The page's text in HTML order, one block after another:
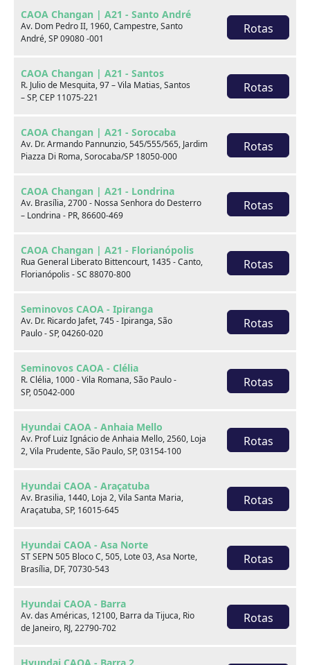
CAOA Changan | A21 - Santo André
Av. Dom Pedro II, 1960, Campestre, Santo
André, SP 09080 -001
Rotas
CAOA Changan | A21 - Santos
R. Julio de Mesquita, 97 – Vila Matias, Santos
– SP, CEP 11075-221
Rotas
CAOA Changan | A21 - Sorocaba
Av. Dr. Armando Pannunzio, 545/555/565, Jardim
Piazza Di Roma, Sorocaba/SP 18050-000
Rotas
CAOA Changan | A21 - Londrina
Av. Brasília, 2700 - Nossa Senhora do Desterro
– Londrina - PR, 86600-469
Rotas
CAOA Changan | A21 - Florianópolis
Rua General Liberato Bittencourt, 1435 - Canto,
Florianópolis - SC 88070-800
Rotas
Seminovos CAOA - Ipiranga
Av. Dr. Ricardo Jafet, 745 - Ipiranga, São
Paulo - SP, 04260-020
Rotas
Seminovos CAOA - Clélia
R. Clélia, 1000 - Vila Romana, São Paulo -
SP, 05042-000
Rotas
Hyundai CAOA - Anhaia Mello
Av. Prof Luiz Ignácio de Anhaia Mello, 2560, Loja
2, Vila Prudente, São Paulo, SP, 03154-100
Rotas
Hyundai CAOA - Araçatuba
Av. Brasilia, 1440, Loja 2, Vila Santa Maria,
Araçatuba, SP, 16015-645
Rotas
Hyundai CAOA - Asa Norte
ST SEPN 505 Bloco C, 505, Lote 03, Asa Norte,
Brasília, DF, 70730-543
Rotas
Hyundai CAOA - Barra
Av. das Américas, 12100, Barra da Tijuca, Rio
de Janeiro, RJ, 22790-702
Rotas
2018 48.000 km
Hyundai CAOA - Barra
Saiba mais
1.0 12V FLEX EVOLUTION MANUAL
Hyundai CAOA - Barra